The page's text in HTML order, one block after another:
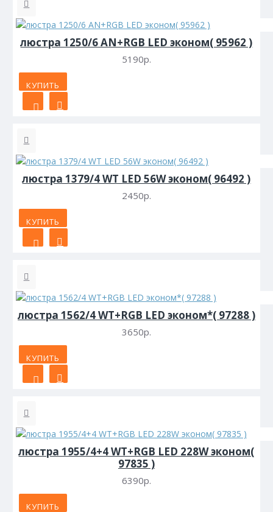
люстра 1250/6 AN+RGB LED эконом( 95962 )
5190р.
КУПИТЬ
люстра 1379/4 WT LED 56W эконом( 96492 )
2450р.
КУПИТЬ
люстра 1562/4 WT+RGB LED эконом*( 97288 )
3650р.
КУПИТЬ
люстра 1955/4+4 WT+RGB LED 228W эконом(
97835 )
6390р.
КУПИТЬ